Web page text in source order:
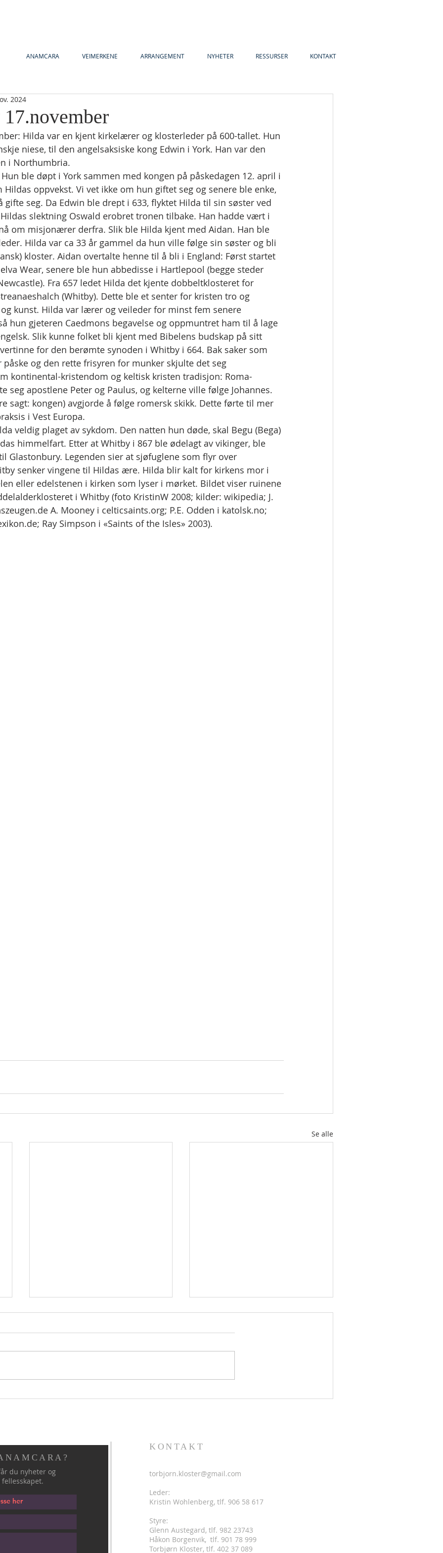
ANAMCARA VEIMERKENE ARRANGEMENT NYHETER RESSURSER KONTAKT
2024
Hilda var en kjent kirkelærer og klosterleder på 600-tallet. Hun
niese, til den angelsaksiske kong Edwin i York. Han var den
i Northumbria.
ble døpt i York sammen med kongen på påskedagen 12. april i
Hildas oppvekst. Vi vet ikke om hun giftet seg og senere ble enke,
gifte seg. Da Edwin ble drept i 633, flyktet Hilda til sin søster ved
slektning Oswald erobret tronen tilbake. Han hadde vært i
om misjonærer derfra. Slik ble Hilda kjent med Aidan. Han ble
Hilda var ca 33 år gammel da hun ville følge sin søster og bli
kloster. Aidan overtalte henne til å bli i England: Først startet
Wear, senere ble hun abbedisse i Hartlepool (begge steder
Fra 657 ledet Hilda det kjente dobbeltklosteret for
(Whitby). Dette ble et senter for kristen tro og
kunst. Hilda var lærer og veileder for minst fem senere
hun gjeteren Caedmons begavelse og oppmuntret ham til å lage
Slik kunne folket bli kjent med Bibelens budskap på sitt
for den berømte synoden i Whitby i 664. Bak saker som
og den rette frisyren for munker skjulte det seg
kontinental-kristendom og keltisk kristen tradisjon: Roma-
seg apostlene Peter og Paulus, og kelterne ville følge Johannes.
sagt: kongen) avgjorde å følge romersk skikk. Dette førte til mer
i Vest Europa.
veldig plaget av sykdom. Den natten hun døde, skal Begu (Bega)
himmelfart. Etter at Whitby i 867 ble ødelagt av vikinger, ble
Glastonbury. Legenden sier at sjøfuglene som flyr over
senker vingene til Hildas ære. Hilda blir kalt for kirkens mor i
eller edelstenen i kirken som lyser i mørket. Bildet viser ruinene
i Whitby (foto KristinW 2008; kilder: wikipedia; J.
A. Mooney i celticsaints.org; P.E. Odden i katolsk.no;
Ray Simpson i «Saints of the Isles» 2003).
Se alle
du nyheter og
KONTAKT
torbjorn.kloster@gmail.com
Leder:
Kristin Wohlenberg, tlf. 906 58 617
Styre:
Glenn Austegard, tlf. 982 23743
Håkon Borgenvik, tlf. 901 78 999
Torbjørn Kloster, tlf. 402 37 089